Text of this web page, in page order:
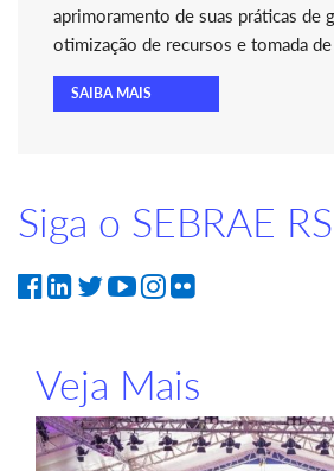
aprimoramento de suas práticas de
otimização de recursos e tomada
SAIBA MAIS
Siga o SEBRAE RS
Veja Mais